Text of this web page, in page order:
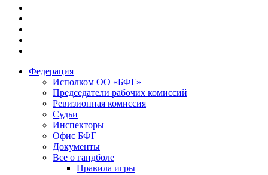
Федерация
Исполком ОО «БФГ»
Председатели рабочих комиссий
Ревизионная комиссия
Судьи
Инспекторы
Офис БФГ
Документы
Все о гандболе
Правила игры